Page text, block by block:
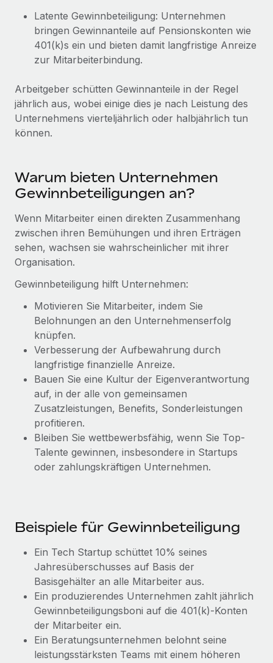
Lückenlose Compliance
Geräteverwaltung
Globale Bereitstellung und Verfolgung von IT-
Gründung von Niederlassungen
Schnelle, rechtssichere Gründung von
Niederlassungen
Benefits
Weaviate auf einen Blick Weaviate entwickelt KI-basierte
Open-Source-Infrastrukturen. Das...
Mehr erfahren
Strategische Partnerschaft zwischen
Reverse Tech und Remote für Contractor
Management und Payroll
Mehr erfahren
BLOG
Globale Payroll
EOR und PEO
Steuern
Den Blog erkunden
BLOG
Neues zu Remote-Produkten: Integration mit
Gusto und Zero und Contractor Management
Plus
Auch im neuen Jahr wollen wir bei Remote Unternehmen
aller Größen dabei unterstützen, die beste...
Mehr erfahren
Wie Phiture 55 Mitarbeiter:innen in 19 Ländern
mit Remote verwaltet
Phiture ist der unumstrittene Marktführer im Bereich der
Wachstumsberatung für mobile Apps. Das...
Mehr erfahren
Latente Gewinnbeteiligung: Unternehmen
bringen Gewinnanteile auf Pensionskonten wie
401(k)s ein und bieten damit langfristige Anreize
zur Mitarbeiterbindung.
Arbeitgeber schütten Gewinnanteile in der Regel
jährlich aus, wobei einige dies je nach Leistung des
Unternehmens vierteljährlich oder halbjährlich tun
können.
Warum bieten Unternehmen
Gewinnbeteiligungen an?
Wenn Mitarbeiter einen direkten Zusammenhang
zwischen ihren Bemühungen und ihren Erträgen
sehen, wachsen sie wahrscheinlicher mit ihrer
Organisation.
Gewinnbeteiligung hilft Unternehmen:
Motivieren Sie Mitarbeiter, indem Sie
Belohnungen an den Unternehmenserfolg
knüpfen.
Verbesserung der Aufbewahrung durch
langfristige finanzielle Anreize.
Bauen Sie eine Kultur der Eigenverantwortung
auf, in der alle von gemeinsamen
Zusatzleistungen, Benefits, Sonderleistungen
profitieren.
Bleiben Sie wettbewerbsfähig, wenn Sie Top-
Talente gewinnen, insbesondere in Startups
oder zahlungskräftigen Unternehmen.
Beispiele für Gewinnbeteiligung
Ein Tech Startup schüttet 10% seines
Jahresüberschusses auf Basis der
Basisgehälter an alle Mitarbeiter aus.
Ein produzierendes Unternehmen zahlt jährlich
Gewinnbeteiligungsboni auf die 401(k)-Konten
der Mitarbeiter ein.
Ein Beratungsunternehmen belohnt seine
leistungsstärksten Teams mit einem höheren